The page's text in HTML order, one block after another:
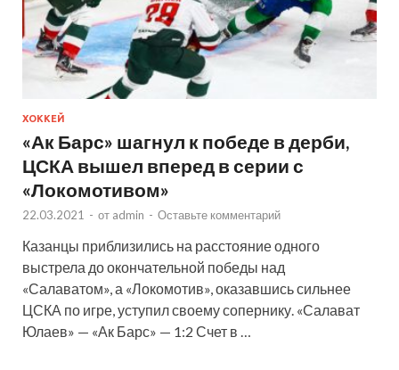
ХОККЕЙ
«Ак Барс» шагнул к победе в дерби,
ЦСКА вышел вперед в серии с
«Локомотивом»
22.03.2021 - от admin - Оставьте комментарий
Казанцы приблизились на расстояние одного
выстрела до окончательной победы над
«Салаватом», а «Локомотив», оказавшись сильнее
ЦСКА по игре, уступил своему сопернику. «Салават
Юлаев» — «Ак Барс» — 1:2 Счет в …